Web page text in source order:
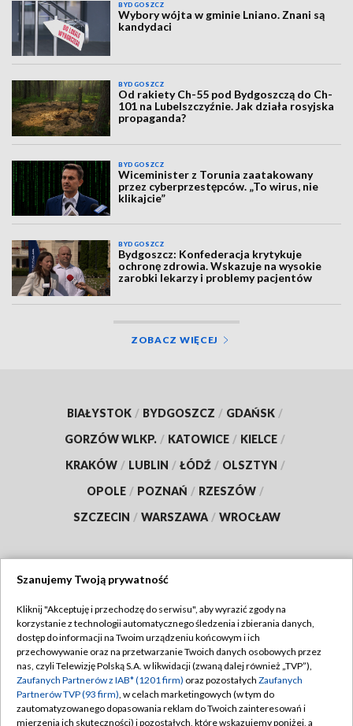
BYDGOSZCZ
Wybory wójta w gminie Lniano. Znani są
kandydaci
BYDGOSZCZ
Od rakiety Ch-55 pod Bydgoszczą do Ch-
101 na Lubelszczyźnie. Jak działa rosyjska
propaganda?
BYDGOSZCZ
Wiceminister z Torunia zaatakowany
przez cyberprzestępców. „To wirus, nie
klikajcie”
BYDGOSZCZ
Bydgoszcz: Konfederacja krytykuje
ochronę zdrowia. Wskazuje na wysokie
zarobki lekarzy i problemy pacjentów
ZOBACZ WIĘCEJ
BIAŁYSTOK / BYDGOSZCZ / GDAŃSK /
GORZÓW WLKP. / KATOWICE / KIELCE /
KRAKÓW / LUBLIN / ŁÓDŹ / OLSZTYN /
OPOLE / POZNAŃ / RZESZÓW /
SZCZECIN / WARSZAWA / WROCŁAW
TVP
Abonament TVP
Emisja w TVP
Centrum informacji TVP
Regulamin TVP
Polityka prywatności
Moje zgody
Szanujemy Twoją prywatność
Kliknij "Akceptuję i przechodzę do serwisu", aby wyrazić zgody na
korzystanie z technologii automatycznego śledzenia i zbierania danych,
dostęp do informacji na Twoim urządzeniu końcowym i ich
przechowywanie oraz na przetwarzanie Twoich danych osobowych przez
nas, czyli Telewizję Polską S.A. w likwidacji (zwaną dalej również „TVP”),
Zaufanych Partnerów z IAB* (1201 firm) oraz pozostałych Zaufanych
Partnerów TVP (93 firm), w celach marketingowych (w tym do
zautomatyzowanego dopasowania reklam do Twoich zainteresowań i
mierzenia ich skuteczności) i pozostałych, które wskazujemy poniżej, a